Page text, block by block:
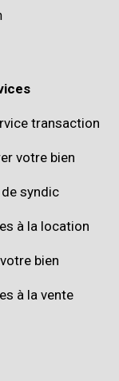
transaction
votre bien
syndic
à la location
bien
à la vente